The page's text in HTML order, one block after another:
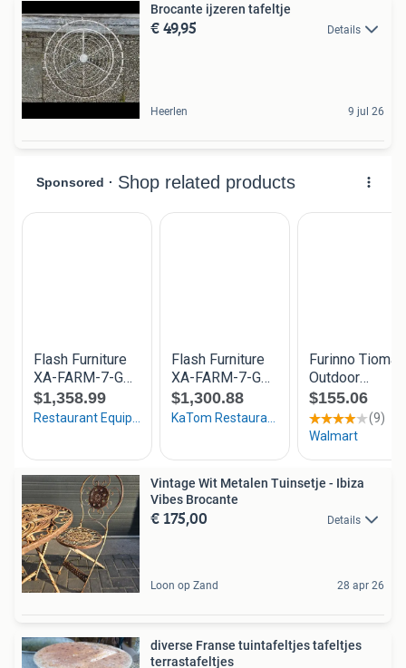
Brocante ijzeren tafeltje
€ 49,95 Details
Heerlen 9 jul 26
Vintage Wit Metalen Tuinsetje - Ibiza
Vibes Brocante
€ 175,00 Details
Loon op Zand 28 apr 26
diverse Franse tuintafeltjes tafeltjes
terrastafeltjes